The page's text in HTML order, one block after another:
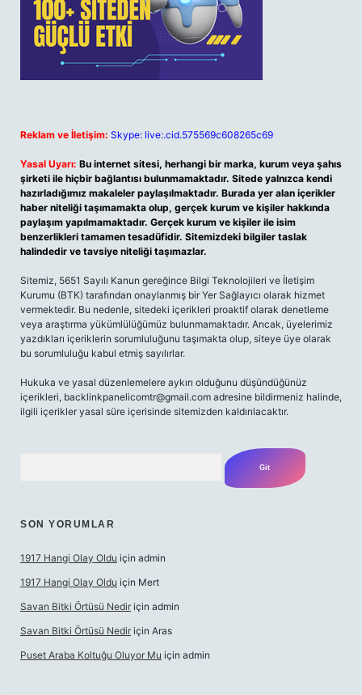
Reklam ve İletişim: Skype: live:.cid.575569c608265c69
Yasal Uyarı: Bu internet sitesi, herhangi bir marka, kurum veya şahıs
şirketi ile hiçbir bağlantısı bulunmamaktadır. Sitede yalnızca kendi
hazırladığımız makaleler paylaşılmaktadır. Burada yer alan içerikler
haber niteliği taşımamakta olup, gerçek kurum ve kişiler hakkında
paylaşım yapılmamaktadır. Gerçek kurum ve kişiler ile isim
benzerlikleri tamamen tesadüfidir. Sitemizdeki bilgiler taslak
halindedir ve tavsiye niteliği taşımazlar.
Sitemiz, 5651 Sayılı Kanun gereğince Bilgi Teknolojileri ve İletişim
Kurumu (BTK) tarafından onaylanmış bir Yer Sağlayıcı olarak hizmet
vermektedir. Bu nedenle, sitedeki içerikleri proaktif olarak denetleme
veya araştırma yükümlülüğümüz bulunmamaktadır. Ancak, üyelerimiz
yazdıkları içeriklerin sorumluluğunu taşımakta olup, siteye üye olarak
bu sorumluluğu kabul etmiş sayılırlar.
Hukuka ve yasal düzenlemelere aykırı olduğunu düşündüğünüz
içerikleri, backlinkpanelicomtr@gmail.com adresine bildirmeniz halinde,
ilgili içerikler yasal süre içerisinde sitemizden kaldırılacaktır.
SON YORUMLAR
1917 Hangi Olay Oldu için admin
1917 Hangi Olay Oldu için Mert
Savan Bitki Örtüsü Nedir için admin
Savan Bitki Örtüsü Nedir için Aras
Puset Araba Koltuğu Oluyor Mu için admin